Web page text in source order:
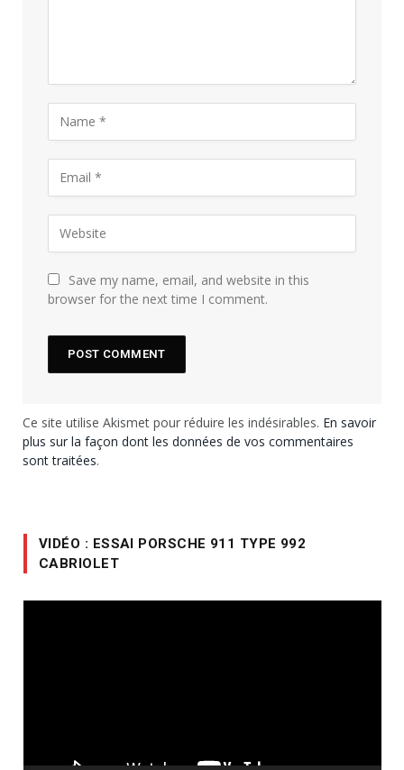
Save my name, email, and website in this
browser for the next time I comment.
Ce site utilise Akismet pour réduire les indésirables. En savoir
plus sur la façon dont les données de vos commentaires
sont traitées.
VIDÉO : ESSAI PORSCHE 911 TYPE 992
CABRIOLET